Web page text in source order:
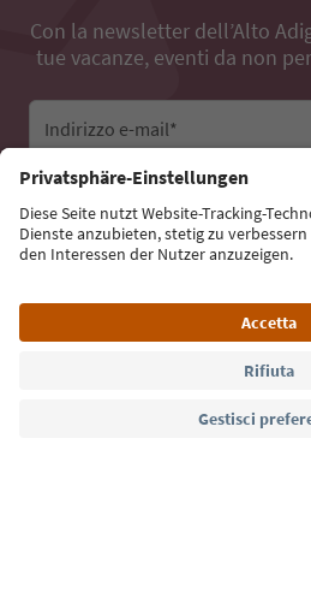
Con la newsletter dell’Alto
tue vacanze, eventi da non
Indirizzo e-mail*
Iscriviti alla